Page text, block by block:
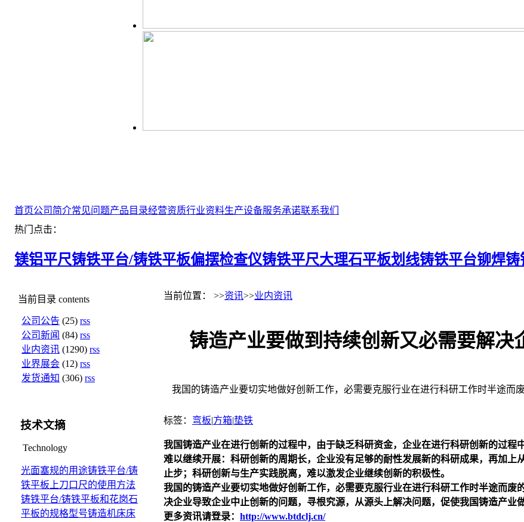
首页公司简介常见问题产品目录经营资质行业资料生产设备服务承诺联系我们
热门点击：
镁铝平尺铸铁平台/铸铁平板偏摆检查仪铸铁平尺大理石平板划线铸铁平台铆焊铸
当前目录 contents
公司公告 (25) rss
公司新闻 (84) rss
业内资讯 (1290) rss
业界展会 (12) rss
发货通知 (306) rss
技术文摘
Technology
光面塞规的用途铸铁平台/铸
铁平板上刀口尺的使用方法
铸铁平台/铸铁平板和花岗石
平板的规格型号铸造机床床
当前位置： >>资讯>>业内资讯
铸造产业要做到持续创新又必需要解
我国的铸造产业要切实地做好创新工作，必需要克服行业在进行科研工作时半途而
标签： 弯板|方箱|垫铁
我国铸造产业在进行创新的过程中，由于缺乏科研资金，企业在进行科研创新的过程
难以继续开展：科研创新的周期长，企业没有足够的耐性发展新的科研成果，再加
止步；科研创新与生产实践脱离，难以激发企业继续创新的积极性。
我国的铸造产业要切实地做好创新工作，必需要克服行业在进行科研工作时半途而废
决企业导致企业中止创新的问题，寻根究源，从源头上解决问题，促使我国铸造产业
更多资讯请登录： http://www.btdclj.cn/